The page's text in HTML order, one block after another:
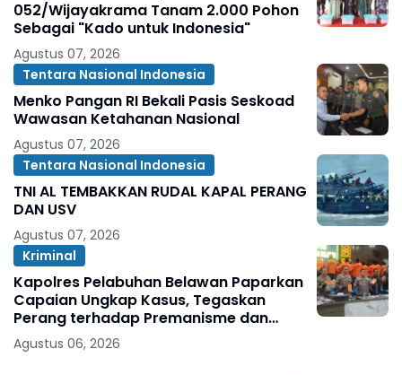
052/Wijayakrama Tanam 2.000 Pohon
Sebagai "Kado untuk Indonesia"
Agustus 07, 2026
Tentara Nasional Indonesia
Menko Pangan RI Bekali Pasis Seskoad
Wawasan Ketahanan Nasional
Agustus 07, 2026
Tentara Nasional Indonesia
TNI AL TEMBAKKAN RUDAL KAPAL PERANG
DAN USV
Agustus 07, 2026
Kriminal
Kapolres Pelabuhan Belawan Paparkan
Capaian Ungkap Kasus, Tegaskan
Perang terhadap Premanisme dan
Narkoba
Agustus 06, 2026